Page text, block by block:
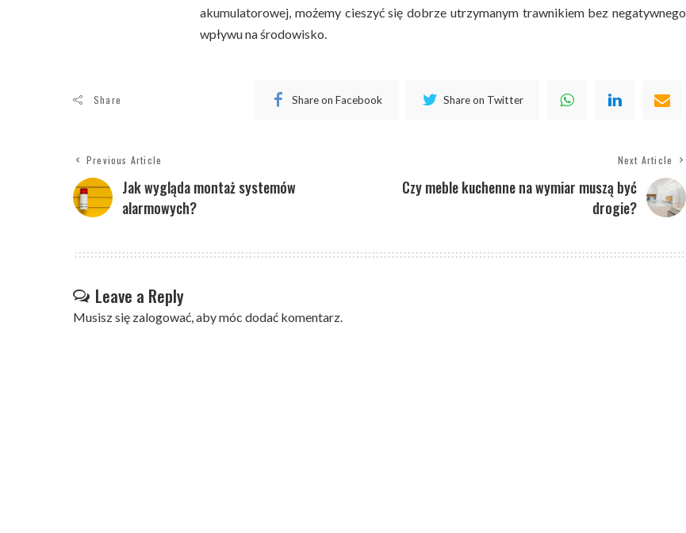
akumulatorowej, możemy cieszyć się dobrze utrzymanym trawnikiem bez negatywnego
wpływu na środowisko.
Share Share on Facebook Share on Twitter
Previous Article
Jak wygląda montaż systemów
alarmowych?
Next Article
Czy meble kuchenne na wymiar muszą być
drogie?
Leave a Reply
Musisz się zalogować, aby móc dodać komentarz.